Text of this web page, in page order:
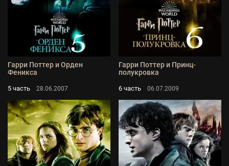
Гарри Поттер и Орден
Феникса
5 часть 28.06.2007
Гарри Поттер и Принц-
полукровка
6 часть 06.07.2009